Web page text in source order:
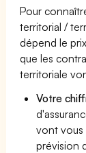
Pour
territorial /
dépend le
que les
territoriale
Votre
vont vous
prévision